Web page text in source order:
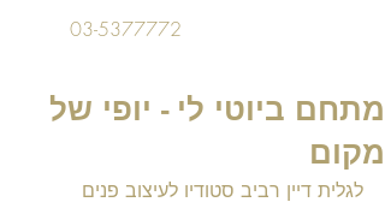
03-5377772
מתחם ביוטי לי - יופי של
מקום
לגלית דיין רביב סטודיו לעיצוב פנים